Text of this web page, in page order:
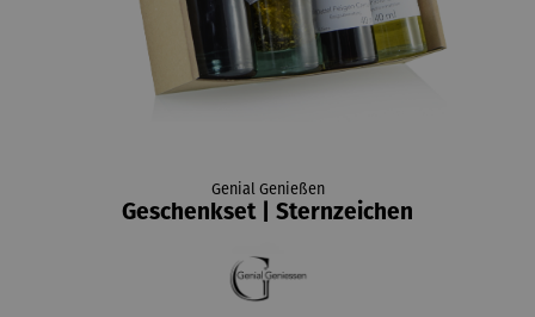
Genial Genießen
Geschenkset | Sternzeichen